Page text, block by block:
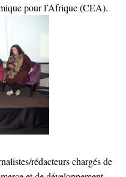
pour l’Afrique (CEA).
rédacteurs chargés de